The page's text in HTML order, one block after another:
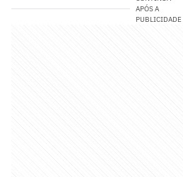
APÓS A
PUBLICIDADE